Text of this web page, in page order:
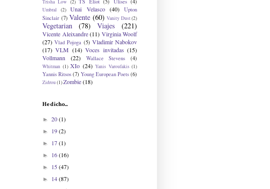
Trisha Low (2)
Umbral (2) Unai Velasco (40)
Upton
Sinclair (7) Valente (60) Vanity Dust(2)
Vegetarian (78) Viajes (221)
Vicente Aleixandre (11) Virginia Woolf
(27) Vlad Pojoga (5) Vladimir Nabokov
(17) VLM (14) Voces invitadas (15)
Vollmann
(22) Wallace Stevens (4)
Whitman (1) XIo (24) Yanis Varoufakis (1)
Yannis Ritsos (7) Young European Poets (6)
Zidrou(1)Zombie(18)
He dicho...
► 20(1)
► 19(2)
► 17(1)
► 16(16)
► 15(47)
► 14(87)